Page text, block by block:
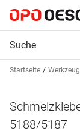
Startseite
5188/5187